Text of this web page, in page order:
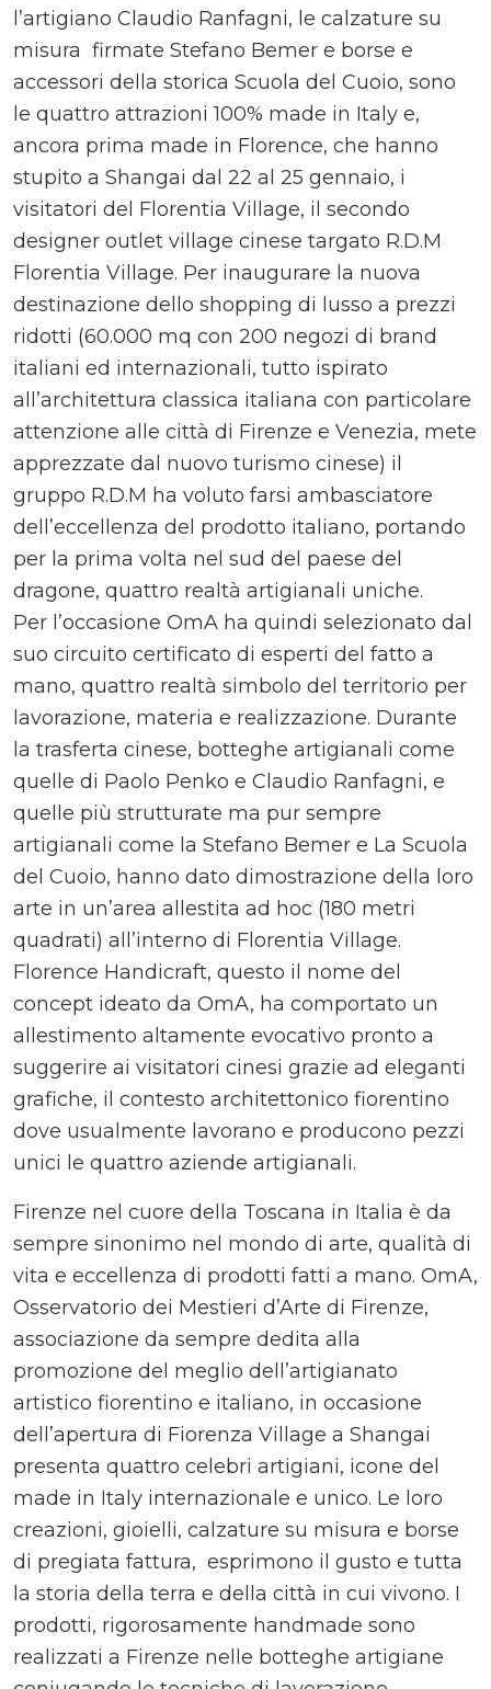
l’artigiano Claudio Ranfagni, le calzature su
misura firmate Stefano Bemer e borse e
accessori della storica Scuola del Cuoio, sono
le quattro attrazioni 100% made in Italy e,
ancora prima made in Florence, che hanno
stupito a Shangai dal 22 al 25 gennaio, i
visitatori del Florentia Village, il secondo
designer outlet village cinese targato R.D.M
Florentia Village. Per inaugurare la nuova
destinazione dello shopping di lusso a prezzi
ridotti (60.000 mq con 200 negozi di brand
italiani ed internazionali, tutto ispirato
all’architettura classica italiana con particolare
attenzione alle città di Firenze e Venezia, mete
apprezzate dal nuovo turismo cinese) il
gruppo R.D.M ha voluto farsi ambasciatore
dell’eccellenza del prodotto italiano, portando
per la prima volta nel sud del paese del
dragone, quattro realtà artigianali uniche.
Per l’occasione OmA ha quindi selezionato dal
suo circuito certificato di esperti del fatto a
mano, quattro realtà simbolo del territorio per
lavorazione, materia e realizzazione. Durante
la trasferta cinese, botteghe artigianali come
quelle di Paolo Penko e Claudio Ranfagni, e
quelle più strutturate ma pur sempre
artigianali come la Stefano Bemer e La Scuola
del Cuoio, hanno dato dimostrazione della loro
arte in un’area allestita ad hoc (180 metri
quadrati) all’interno di Florentia Village.
Florence Handicraft, questo il nome del
concept ideato da OmA, ha comportato un
allestimento altamente evocativo pronto a
suggerire ai visitatori cinesi grazie ad eleganti
grafiche, il contesto architettonico fiorentino
dove usualmente lavorano e producono pezzi
unici le quattro aziende artigianali.
Firenze nel cuore della Toscana in Italia è da
sempre sinonimo nel mondo di arte, qualità di
vita e eccellenza di prodotti fatti a mano. OmA,
Osservatorio dei Mestieri d’Arte di Firenze,
associazione da sempre dedita alla
promozione del meglio dell’artigianato
artistico fiorentino e italiano, in occasione
dell’apertura di Fiorenza Village a Shangai
presenta quattro celebri artigiani, icone del
made in Italy internazionale e unico. Le loro
creazioni, gioielli, calzature su misura e borse
di pregiata fattura, esprimono il gusto e tutta
la storia della terra e della città in cui vivono. I
prodotti, rigorosamente handmade sono
realizzati a Firenze nelle botteghe artigiane